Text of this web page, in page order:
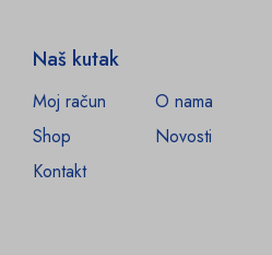
Naš kutak
Moj račun
O nama
Shop
Novosti
Kontakt